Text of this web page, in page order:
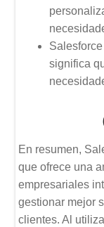
significa
En resumen,
que ofrece una
empresariales
gestionar mejor
clientes. Al